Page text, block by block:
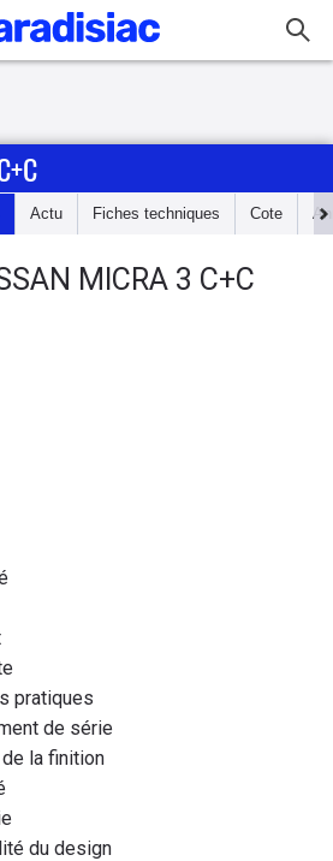
Actu Fiches techniques Cote
MICRA 3 C+C
pratiques
de série
la finition
du design